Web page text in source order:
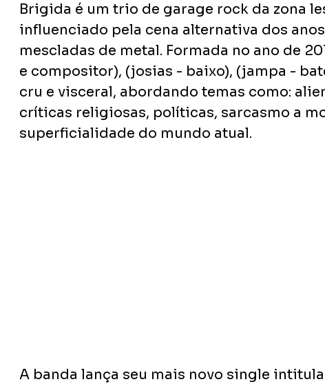
Brigida é um trio de garage rock da zona
influenciado pela cena alternativa dos
mescladas de metal. Formada no ano de
e compositor), (josias - baixo), (jampa -
cru e visceral, abordando temas como:
críticas religiosas, políticas, sarcasmo a
superficialidade do mundo atual.
A banda lança seu mais novo single